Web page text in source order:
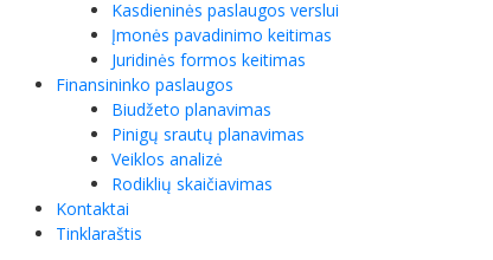
Kasdieninės paslaugos verslui
Įmonės pavadinimo keitimas
Juridinės formos keitimas
Finansininko paslaugos
Biudžeto planavimas
Pinigų srautų planavimas
Veiklos analizė
Rodiklių skaičiavimas
Kontaktai
Tinklaraštis